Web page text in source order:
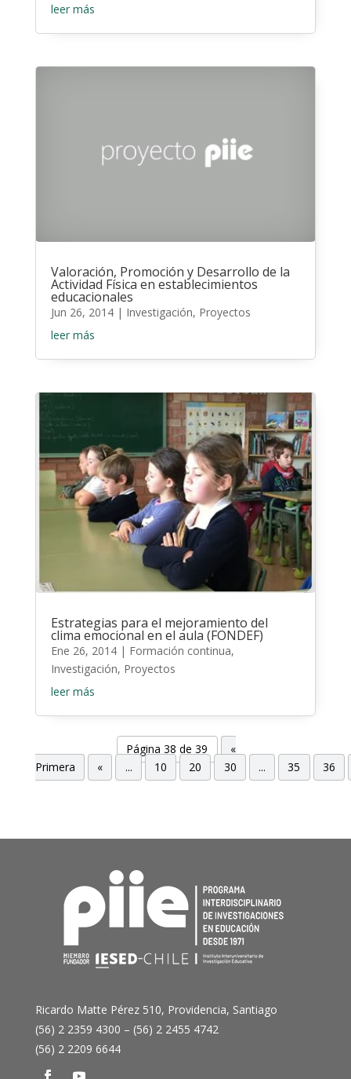
leer más
Valoración, Promoción y Desarrollo de la
Actividad Física en establecimientos
educacionales
Jun 26, 2014| Investigación, Proyectos
leer más
Estrategias para el mejoramiento del
clima emocional en el aula (FONDEF)
Ene 26, 2014| Formación continua,
Investigación, Proyectos
leer más
Página 38 de 39
«
Primera
« ... 10 20 30 ... 35 36
Ricardo Matte Pérez 510, Providencia, Santiago
(56) 2 2359 4300 – (56) 2 2455 4742
(56) 2 2209 6644